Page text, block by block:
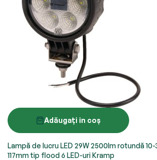
Adăugați in coș
Lampă de lucru LED 29W 2500lm rotundă
117mm tip flood 6 LED-uri Kramp